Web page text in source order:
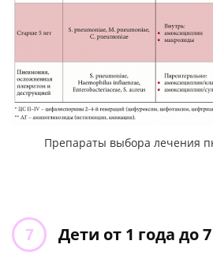
Препараты выбора лечения
Дети от 1 года до